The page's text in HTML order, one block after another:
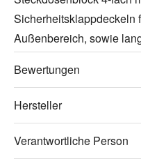
Sicherheitsklappdeckeln
Außenbereich, sowie
Bewertungen
Hersteller
Verantwortliche Person